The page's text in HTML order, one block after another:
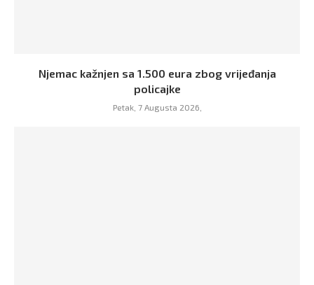
Njemac kažnjen sa 1.500 eura zbog vrijeđanja
policajke
Petak, 7 Augusta 2026,